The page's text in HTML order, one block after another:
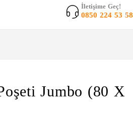
İletişime Geç!
0850 224 53 58
Jumbo (80 X